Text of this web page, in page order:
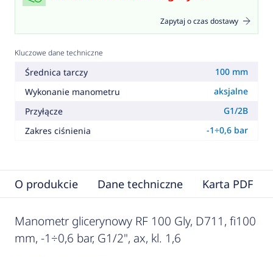
Zapytaj o czas dostawy
Kluczowe dane techniczne
Średnica tarczy
100 mm
Wykonanie manometru
aksjalne
Przyłącze
G1/2B
Zakres ciśnienia
-1÷0,6 bar
O produkcie Dane techniczne Karta PDF
Manometr glicerynowy RF 100 Gly, D711, fi100
mm, -1÷0,6 bar, G1/2", ax, kl. 1,6